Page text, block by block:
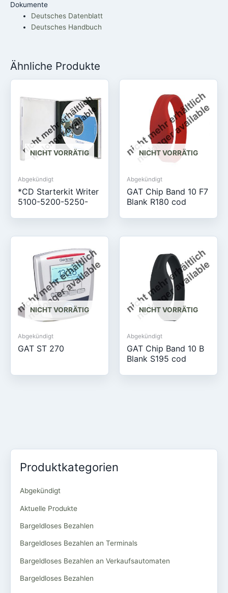
Dokumente
Deutsches Datenblatt
Deutsches Handbuch
Ähnliche Produkte
NICHT VORRÄTIG
Abgekündigt
*CD Starterkit Writer
5100-5200-5250-
NICHT VORRÄTIG
Abgekündigt
GAT Chip Band 10 F7
Blank R180 cod
NICHT VORRÄTIG
Abgekündigt
GAT ST 270
NICHT VORRÄTIG
Abgekündigt
GAT Chip Band 10 B
Blank S195 cod
Produktkategorien
Abgekündigt
Aktuelle Produkte
Bargeldloses Bezahlen
Bargeldloses Bezahlen an Terminals
Bargeldloses Bezahlen an Verkaufsautomaten
Bargeldloses Bezahlen